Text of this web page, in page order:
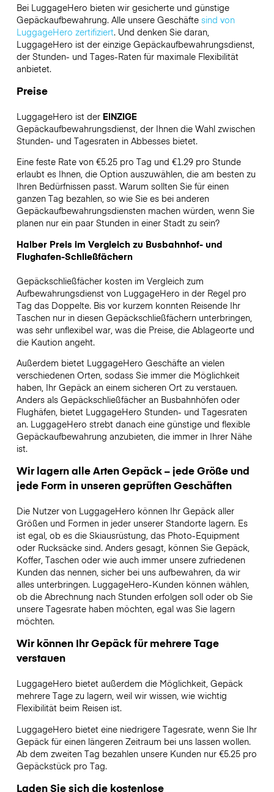
Bei LuggageHero bieten wir gesicherte und günstige
Gepäckaufbewahrung. Alle unsere Geschäfte sind von
LuggageHero zertifiziert. Und denken Sie daran,
LuggageHero ist der einzige Gepäckaufbewahrungsdienst,
der Stunden- und Tages-Raten für maximale Flexibilität
anbietet.
Preise
LuggageHero ist der EINZIGE
Gepäckaufbewahrungsdienst, der Ihnen die Wahl zwischen
Stunden- und Tagesraten in Abbesses bietet.
Eine feste Rate von €5.25 pro Tag und €1.29 pro Stunde
erlaubt es Ihnen, die Option auszuwählen, die am besten zu
Ihren Bedürfnissen passt. Warum sollten Sie für einen
ganzen Tag bezahlen, so wie Sie es bei anderen
Gepäckaufbewahrungsdiensten machen würden, wenn Sie
planen nur ein paar Stunden in einer Stadt zu sein?
Halber Preis im Vergleich zu Busbahnhof- und
Flughafen-Schließfächern
Gepäckschließfächer kosten im Vergleich zum
Aufbewahrungsdienst von LuggageHero in der Regel pro
Tag das Doppelte. Bis vor kurzem konnten Reisende Ihr
Taschen nur in diesen Gepäckschließfächern unterbringen,
was sehr unflexibel war, was die Preise, die Ablageorte und
die Kaution angeht.
Außerdem bietet LuggageHero Geschäfte an vielen
verschiedenen Orten, sodass Sie immer die Möglichkeit
haben, Ihr Gepäck an einem sicheren Ort zu verstauen.
Anders als Gepäckschließfächer an Busbahnhöfen oder
Flughäfen, bietet LuggageHero Stunden- und Tagesraten
an. LuggageHero strebt danach eine günstige und flexible
Gepäckaufbewahrung anzubieten, die immer in Ihrer Nähe
ist.
Wir lagern alle Arten Gepäck – jede Größe und
jede Form in unseren geprüften Geschäften
Die Nutzer von LuggageHero können Ihr Gepäck aller
Größen und Formen in jeder unserer Standorte lagern. Es
ist egal, ob es die Skiausrüstung, das Photo-Equipment
oder Rucksäcke sind. Anders gesagt, können Sie Gepäck,
Koffer, Taschen oder wie auch immer unsere zufriedenen
Kunden das nennen, sicher bei uns aufbewahren, da wir
alles unterbringen. LuggageHero-Kunden können wählen,
ob die Abrechnung nach Stunden erfolgen soll oder ob Sie
unsere Tagesrate haben möchten, egal was Sie lagern
möchten.
Wir können Ihr Gepäck für mehrere Tage
verstauen
LuggageHero bietet außerdem die Möglichkeit, Gepäck
mehrere Tage zu lagern, weil wir wissen, wie wichtig
Flexibilität beim Reisen ist.
LuggageHero bietet eine niedrigere Tagesrate, wenn Sie Ihr
Gepäck für einen längeren Zeitraum bei uns lassen wollen.
Ab dem zweiten Tag bezahlen unsere Kunden nur €5.25 pro
Gepäckstück pro Tag.
Laden Sie sich die kostenlose